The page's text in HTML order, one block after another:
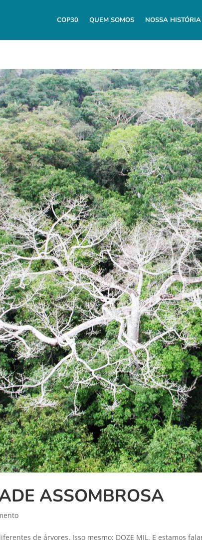
COP30 QUEM SOMOS NOSSA HISTÓRIA
ASSOMBROSA
de árvores. Isso mesmo: DOZE MIL. E estamos